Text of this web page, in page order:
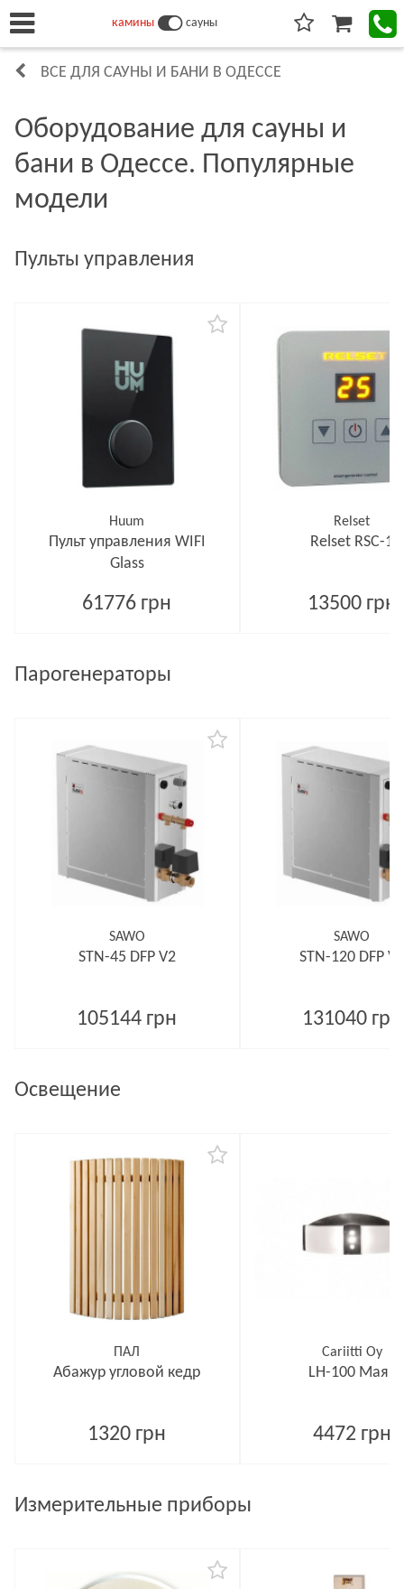
камины сауны
ВСЕ ДЛЯ САУНЫ И БАНИ В ОДЕССЕ
Оборудование для сауны и
бани в Одессе. Популярные
модели
Пульты управления
Huum
Пульт управления WIFI
Glass
61776 грн
Relset
Relset RSC-1
13500 грн
Парогенераторы
SAWO
STN-45 DFP V2
105144 грн
SAWO
STN-120 DFP V2
131040 грн
Освещение
ПАЛ
Абажур угловой кедр
1320 грн
Cariitti Oy
LH-100 Маяк
4472 грн
Измерительные приборы